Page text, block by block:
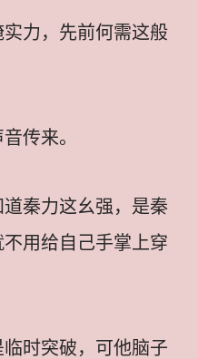
实力，先前何需这般
传来。
秦力这幺强，是秦
用给自己手掌上穿
时突破，可他脑子